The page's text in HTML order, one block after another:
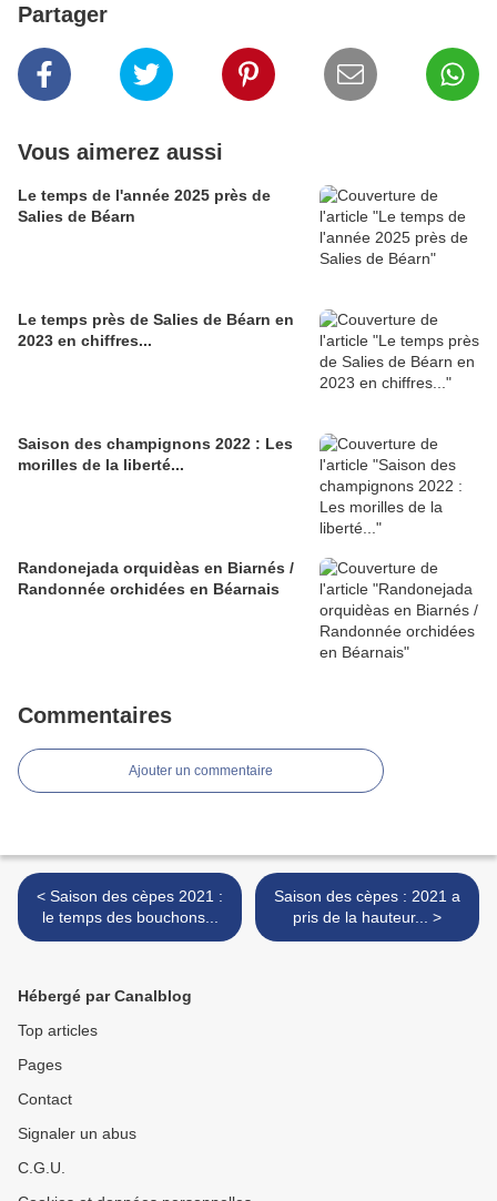
Partager
Vous aimerez aussi
Le temps de l'année 2025 près de
Salies de Béarn
Le temps près de Salies de Béarn en
2023 en chiffres...
Saison des champignons 2022 : Les
morilles de la liberté...
Randonejada orquidèas en Biarnés /
Randonnée orchidées en Béarnais
Commentaires
Ajouter un commentaire
< Saison des cèpes 2021 :
le temps des bouchons...
Saison des cèpes : 2021 a
pris de la hauteur... >
Hébergé par Canalblog
Top articles
Pages
Contact
Signaler un abus
C.G.U.